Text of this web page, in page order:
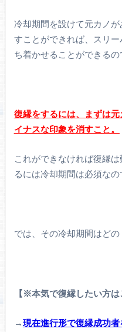
冷却期間を設けて元カノ
すことができれば、スリ
ち着かせることができるの
復縁をするには、まずは
イナスな印象を消すこと。
これができなければ復縁
るには冷却期間は必須なの
では、その冷却期間はど
【※本気で復縁したい方は
→現在進行形で復縁成功